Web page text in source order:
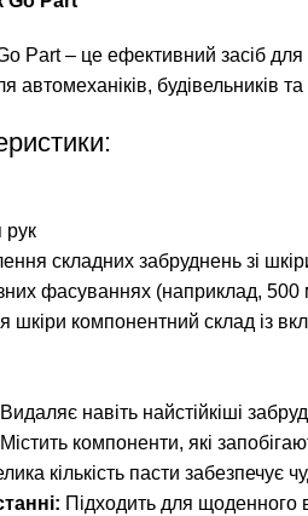
Part – це ефективний засіб
автомеханіків, будівельників
рук
складних забруднень зі
фасуваннях (наприклад, 500
шкіри компонентний склад із
Видаляє навіть найстійкіші
Містить компоненти, які
кількість пасти забезпечує
Підходить для щоденного